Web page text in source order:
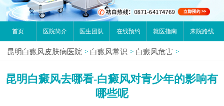
首页 医院简介 医生团队 在线预约 就医指南 来院路线
昆明白癜风皮肤病医院 > 白癜风常识 > 白癜风危害 >
昆明白癜风去哪看-白癜风对青少年的影响有
哪些呢